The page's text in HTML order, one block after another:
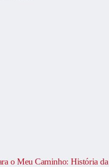
o Meu Caminho: História da